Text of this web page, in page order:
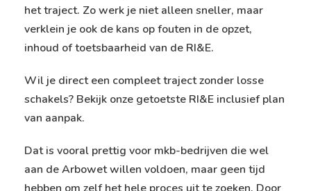
het traject. Zo werk je niet alleen sneller, maar
verklein je ook de kans op fouten in de opzet,
inhoud of toetsbaarheid van de RI&E.
Wil je direct een compleet traject zonder losse
schakels? Bekijk onze getoetste RI&E inclusief plan
van aanpak.
Dat is vooral prettig voor mkb-bedrijven die wel
aan de Arbowet willen voldoen, maar geen tijd